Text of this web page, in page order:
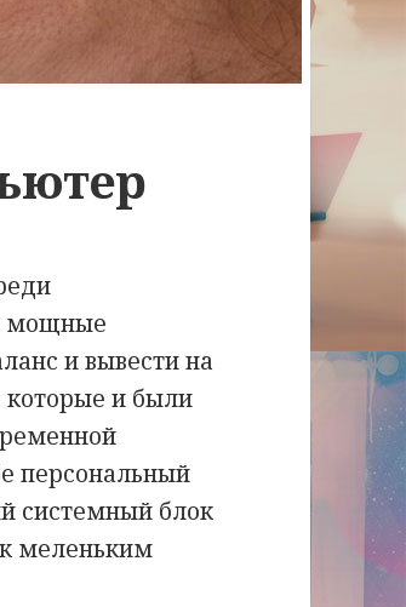
мощные
и вывести на
которые и были
персональный
системный блок
меленьким